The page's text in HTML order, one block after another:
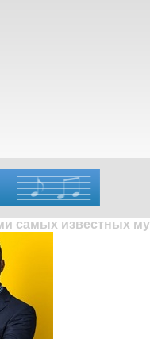
самых известных